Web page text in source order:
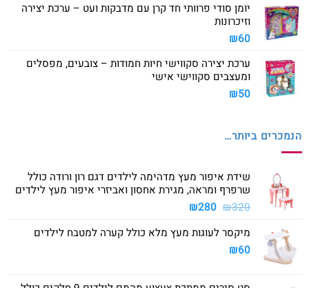
יומן סודי פרוותי חד קרן עם מדבקות ועט – ערכת יצירה
וזיכרונות
₪60
ערכת יצירה סקווישי חיות חמודות – צובעים, מפסלים
ומעצבים סקווישי אישי
₪50
הנמכרים ביותר…
שידת איפור מעץ מדהימה לילדים דגם רון ורודה כולל
שרפרף ומראה, מגירת אחסון ואביזרי איפור מעץ לילדים
₪320
המחיר
היה:
₪280 המחיר
הוא:
מיקסר לעוגות מעץ מלא כולל קערה למטבח לילדים
₪60